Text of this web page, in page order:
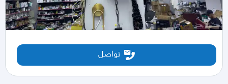
تواصل